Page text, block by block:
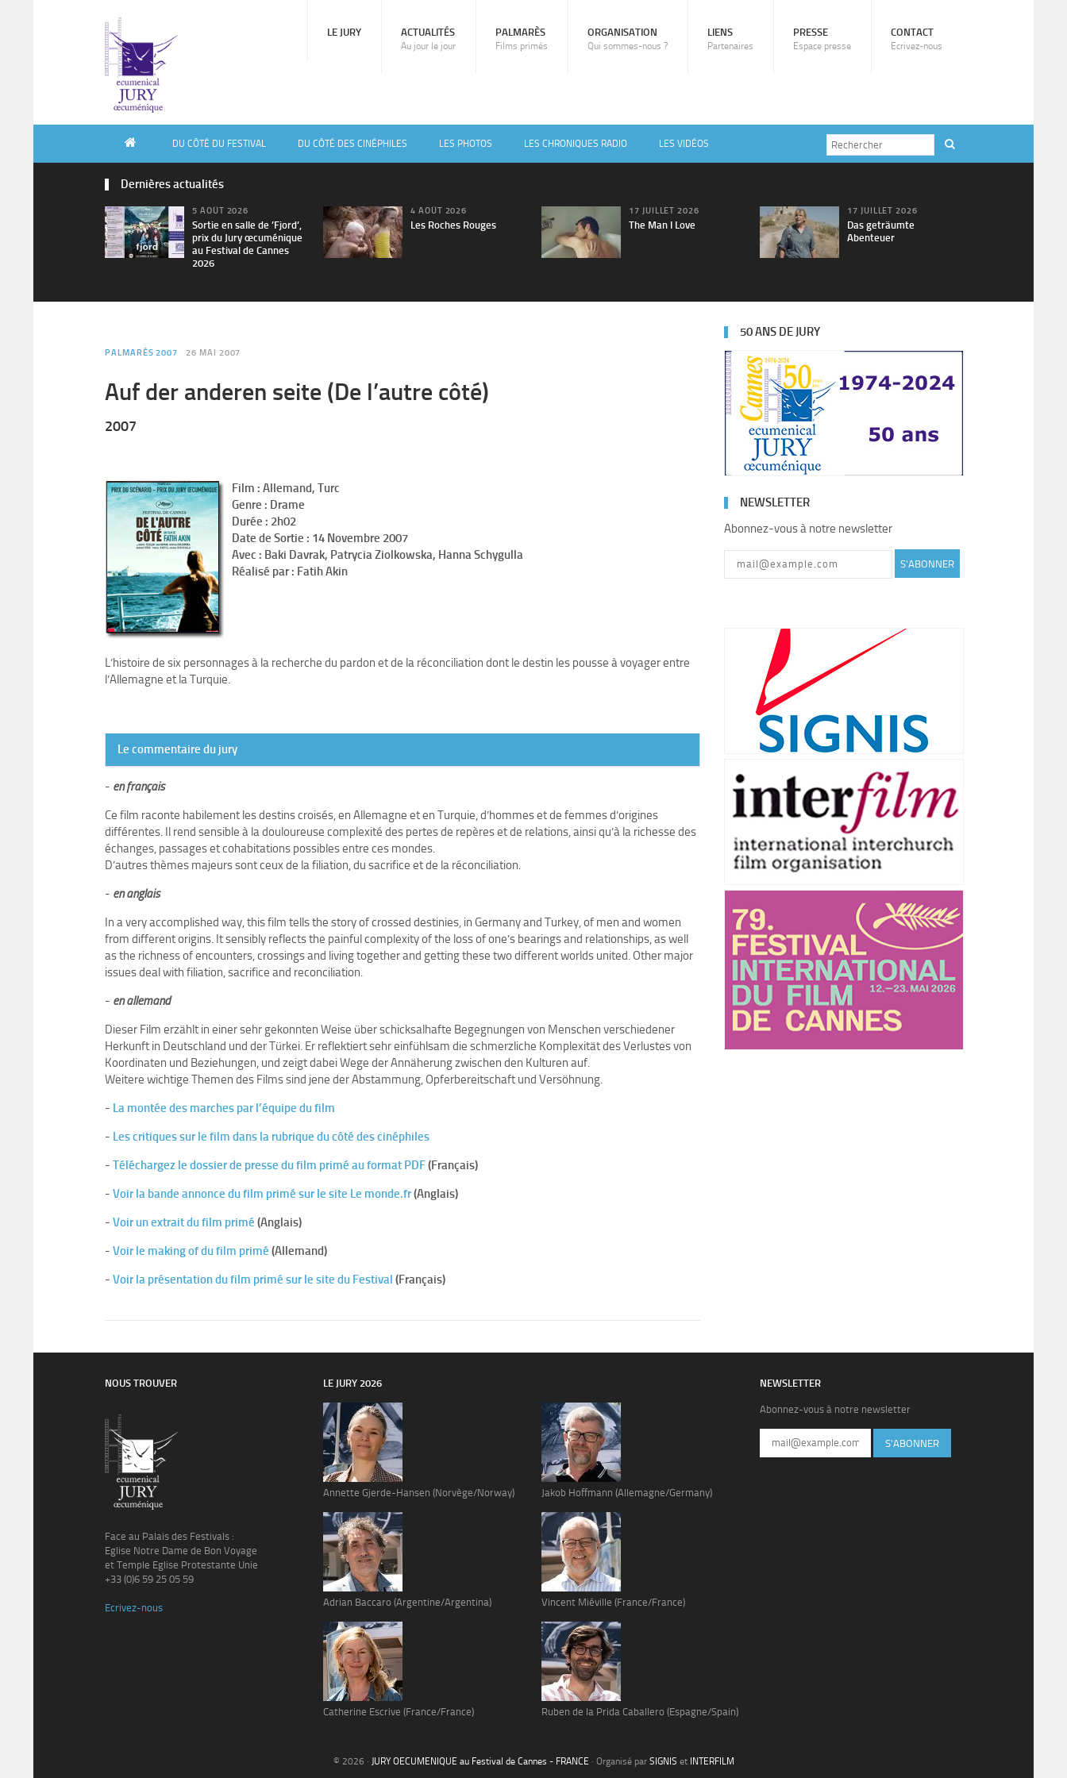
LE JURY ACTUALITÉS
Au jour le jour
PALMARÈS
Films primés
ORGANISATION
Qui sommes-nous ?
LIENS
Partenaires
PRESSE
Espace presse
CONTACT
Ecrivez-nous
DU CÔTÉ DU FESTIVAL DU CÔTÉ DES CINÉPHILES LES PHOTOS LES CHRONIQUES RADIO LES VIDÉOS
Dernières actualités
5 AOÛT 2026
Sortie en salle de ’Fjord’,
prix du Jury œcuménique
au Festival de Cannes
2026
4 AOÛT 2026
Les Roches Rouges
17 JUILLET 2026
The Man I Love
17 JUILLET 2026
Das geträumte
Abenteuer
PALMARÈS 2007 26 MAI 2007
Auf der anderen seite (De l’autre côté)
2007
Film : Allemand, Turc
Genre : Drame
Durée : 2h02
Date de Sortie : 14 Novembre 2007
Avec : Baki Davrak, Patrycia Ziolkowska, Hanna Schygulla
Réalisé par : Fatih Akin
L’histoire de six personnages à la recherche du pardon et de la réconciliation dont le destin les pousse à voyager entre
l’Allemagne et la Turquie.
Le commentaire du jury
- en français
Ce film raconte habilement les destins croisés, en Allemagne et en Turquie, d’hommes et de femmes d’origines
différentes. Il rend sensible à la douloureuse complexité des pertes de repères et de relations, ainsi qu’à la richesse des
échanges, passages et cohabitations possibles entre ces mondes.
D’autres thèmes majeurs sont ceux de la filiation, du sacrifice et de la réconciliation.
- en anglais
In a very accomplished way, this film tells the story of crossed destinies, in Germany and Turkey, of men and women
from different origins. It sensibly reflects the painful complexity of the loss of one’s bearings and relationships, as well
as the richness of encounters, crossings and living together and getting these two different worlds united. Other major
issues deal with filiation, sacrifice and reconciliation.
- en allemand
Dieser Film erzählt in einer sehr gekonnten Weise über schicksalhafte Begegnungen von Menschen verschiedener
Herkunft in Deutschland und der Türkei. Er reflektiert sehr einfühlsam die schmerzliche Komplexität des Verlustes von
Koordinaten und Beziehungen, und zeigt dabei Wege der Annäherung zwischen den Kulturen auf.
Weitere wichtige Themen des Films sind jene der Abstammung, Opferbereitschaft und Versöhnung.
- La montée des marches par l’équipe du film
- Les critiques sur le film dans la rubrique du côté des cinéphiles
- Téléchargez le dossier de presse du film primé au format PDF(Français)
- Voir la bande annonce du film primé sur le site Le monde.fr(Anglais)
- Voir un extrait du film primé (Anglais)
- Voir le making of du film primé (Allemand)
- Voir la présentation du film primé sur le site du Festival (Français)
50 ANS DE JURY
NEWSLETTER
Abonnez-vous à notre newsletter
S'ABONNER
NOUS TROUVER
Face au Palais des Festivals :
Eglise Notre Dame de Bon Voyage
et Temple Eglise Protestante Unie
+33 (0)6 59 25 05 59
Ecrivez-nous
LE JURY 2026
Annette Gjerde-Hansen (Norvège/Norway)
Adrian Baccaro (Argentine/Argentina)
Catherine Escrive (France/France)
Jakob Hoffmann (Allemagne/Germany)
Vincent Miéville (France/France)
Ruben de la Prida Caballero (Espagne/Spain)
NEWSLETTER
Abonnez-vous à notre newsletter
S'ABONNER
© 2026 · JURY OECUMENIQUE au Festival de Cannes - FRANCE · Organisé par SIGNIS et INTERFILM